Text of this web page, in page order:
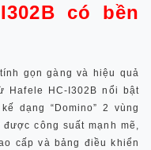
có bền
gọn gàng và hiệu quả
Hafele HC-I302B nổi bật
dạng “Domino” 2 vùng
công suất mạnh mẽ,
cấp và bảng điều khiển